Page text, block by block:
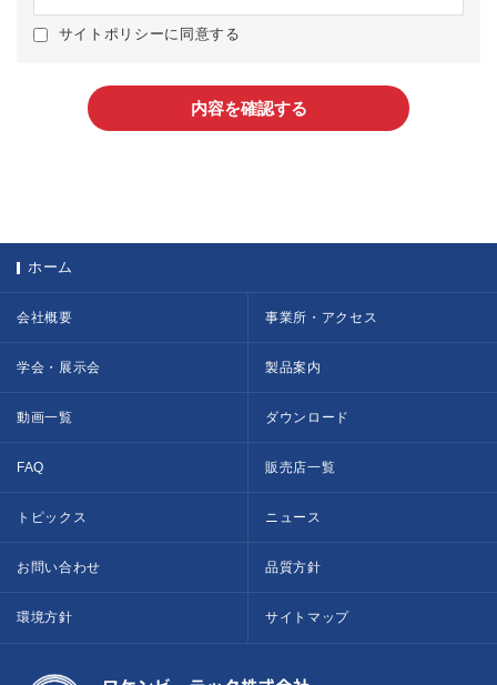
サイトポリシーに同意する
内容を確認する
ホーム
会社概要 事業所・アクセス
学会・展示会 製品案内
動画一覧 ダウンロード
FAQ 販売店一覧
トピックス ニュース
お問い合わせ 品質方針
環境方針 サイトマップ